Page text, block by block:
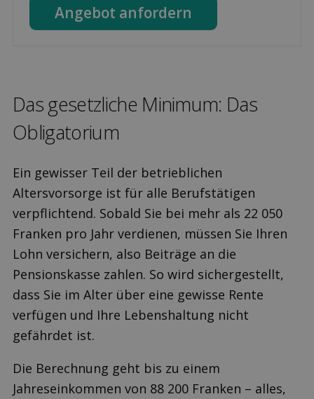
Angebot anfordern
Das gesetzliche Minimum: Das
Obligatorium
Ein gewisser Teil der betrieblichen
Altersvorsorge ist für alle Berufstätigen
verpflichtend. Sobald Sie bei mehr als 22 050
Franken pro Jahr verdienen, müssen Sie Ihren
Lohn versichern, also Beiträge an die
Pensionskasse zahlen. So wird sichergestellt,
dass Sie im Alter über eine gewisse Rente
verfügen und Ihre Lebenshaltung nicht
gefährdet ist.
Die Berechnung geht bis zu einem
Jahreseinkommen von 88 200 Franken – alles,